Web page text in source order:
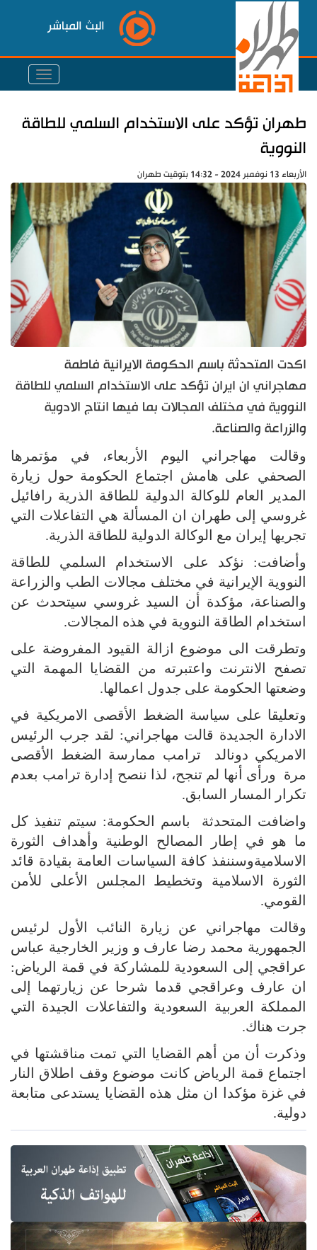
البث المباشر
طهران تؤكد على الاستخدام السلمي للطاقة
النووية
الأربعاء 13 نوفمبر 2024 - 14:32 بتوقيت طهران
اكدت المتحدثة باسم الحكومة الايرانية فاطمة
مهاجراني ان ايران تؤكد على الاستخدام السلمي للطاقة
النووية في مختلف المجالات بما فيها انتاج الادوية
والزراعة والصناعة.
وقالت مهاجراني اليوم الأربعاء، في مؤتمرها
الصحفي على هامش اجتماع الحكومة حول زيارة
المدير العام للوكالة الدولية للطاقة الذرية رافائيل
غروسي إلى طهران ان المسألة هي التفاعلات التي
تجريها إيران مع الوكالة الدولية للطاقة الذرية.
وأضافت: نؤكد على الاستخدام السلمي للطاقة
النووية الإيرانية في مختلف مجالات الطب والزراعة
والصناعة، مؤكدة أن السيد غروسي سيتحدث عن
استخدام الطاقة النووية في هذه المجالات.
وتطرقت الى موضوع ازالة القيود المفروضة على
تصفح الانترنت واعتبرته من القضايا المهمة التي
وضعتها الحكومة على جدول اعمالها.
وتعليقا على سياسة الضغط الأقصى الامريكية في
الادارة الجديدة قالت مهاجراني: لقد جرب الرئيس
الامريكي دونالد ترامب ممارسة الضغط الأقصى
مرة ورأى أنها لم تنجح، لذا ننصح إدارة ترامب بعدم
تكرار المسار السابق.
واضافت المتحدثة باسم الحكومة: سيتم تنفيذ كل
ما هو في إطار المصالح الوطنية وأهداف الثورة
الاسلاميةوسننفذ كافة السياسات العامة بقيادة قائد
الثورة الاسلامية وتخطيط المجلس الأعلى للأمن
القومي.
وقالت مهاجراني عن زيارة النائب الأول لرئيس
الجمهورية محمد رضا عارف و وزير الخارجية عباس
عراقجي إلى السعودية للمشاركة في قمة الرياض:
ان عارف وعراقجي قدما شرحا عن زيارتهما إلى
المملكة العربية السعودية والتفاعلات الجيدة التي
جرت هناك.
وذكرت أن من أهم القضايا التي تمت مناقشتها في
اجتماع قمة الرياض كانت موضوع وقف اطلاق النار
في غزة مؤكدا ان مثل هذه القضايا يستدعى متابعة
دولية.